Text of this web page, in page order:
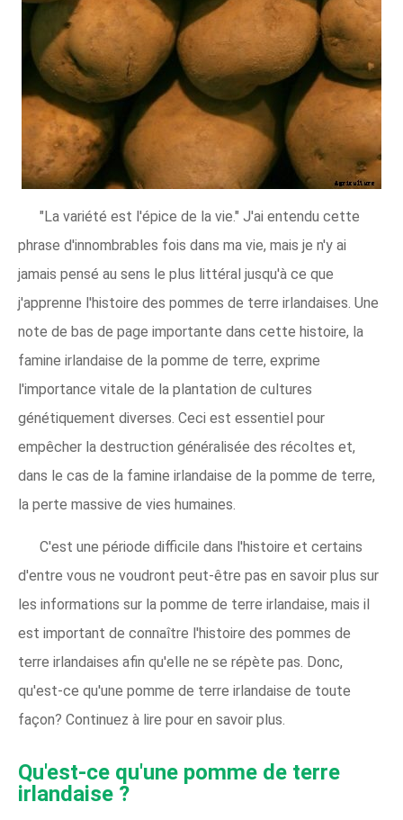
"La variété est l'épice de la vie." J'ai entendu cette
phrase d'innombrables fois dans ma vie, mais je n'y ai
jamais pensé au sens le plus littéral jusqu'à ce que
j'apprenne l'histoire des pommes de terre irlandaises. Une
note de bas de page importante dans cette histoire, la
famine irlandaise de la pomme de terre, exprime
l'importance vitale de la plantation de cultures
génétiquement diverses. Ceci est essentiel pour
empêcher la destruction généralisée des récoltes et,
dans le cas de la famine irlandaise de la pomme de terre,
la perte massive de vies humaines.
C'est une période difficile dans l'histoire et certains
d'entre vous ne voudront peut-être pas en savoir plus sur
les informations sur la pomme de terre irlandaise, mais il
est important de connaître l'histoire des pommes de
terre irlandaises afin qu'elle ne se répète pas. Donc,
qu'est-ce qu'une pomme de terre irlandaise de toute
façon? Continuez à lire pour en savoir plus.
Qu'est-ce qu'une pomme de terre
irlandaise ?